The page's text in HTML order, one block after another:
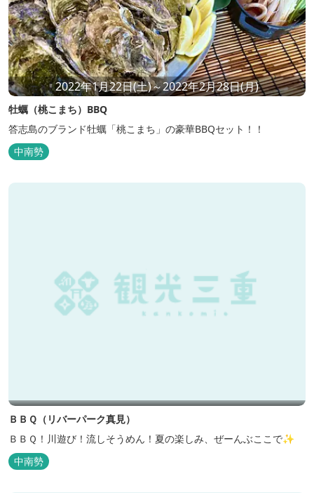
2022年1月22日(土)～2022年2月28日(月)
牡蠣（桃こまち）BBQ
答志島のブランド牡蠣「桃こまち」の豪華BBQセット！！
中南勢
ＢＢＱ（リバーパーク真見）
ＢＢＱ！川遊び！流しそうめん！夏の楽しみ、ぜーんぶここで✨
中南勢